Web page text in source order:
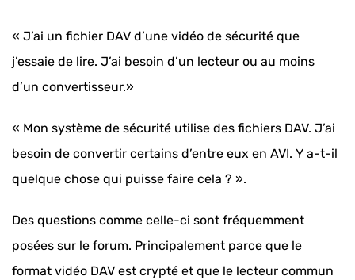
« J’ai un fichier DAV d’une vidéo de sécurité que
j’essaie de lire. J’ai besoin d’un lecteur ou au moins
d’un convertisseur.»
« Mon système de sécurité utilise des fichiers DAV. J’ai
besoin de convertir certains d’entre eux en AVI. Y a-t-il
quelque chose qui puisse faire cela ? ».
Des questions comme celle-ci sont fréquemment
posées sur le forum. Principalement parce que le
format vidéo DAV est crypté et que le lecteur commun